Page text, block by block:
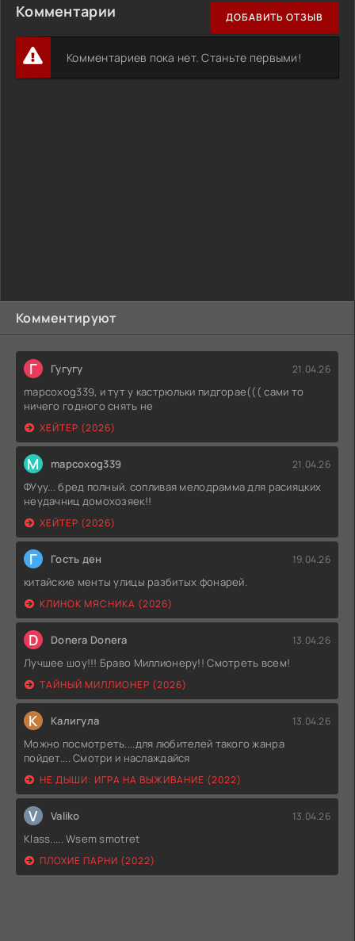
Комментируют
Г Гугугу 21.04.26
mapcoxog339, и тут у кастрюльки пидгорае((( сами то
ничего годного снять не
ХЕЙТЕР (2026)
M mapcoxog339 21.04.26
ФУуу... бред полный. сопливая мелодрамма для расияцких
неудачниц домохозяек!!
ХЕЙТЕР (2026)
Г Гость ден 19.04.26
китайские менты улицы разбитых фонарей.
КЛИНОК МЯСНИКА (2026)
D Donera Donera 13.04.26
Лучшее шоу!!! Браво Миллионеру!! Смотреть всем!
ТАЙНЫЙ МИЛЛИОНЕР (2026)
К Калигула 13.04.26
Можно посмотреть....для любителей такого жанра
пойдет.... Смотри и наслаждайся
НЕ ДЫШИ: ИГРА НА ВЫЖИВАНИЕ (2022)
V Valiko 13.04.26
Klass..... Wsem smotret
ПЛОХИЕ ПАРНИ (2022)
Комментарии ДОБАВИТЬ ОТЗЫВ
Комментариев пока нет. Станьте первыми!